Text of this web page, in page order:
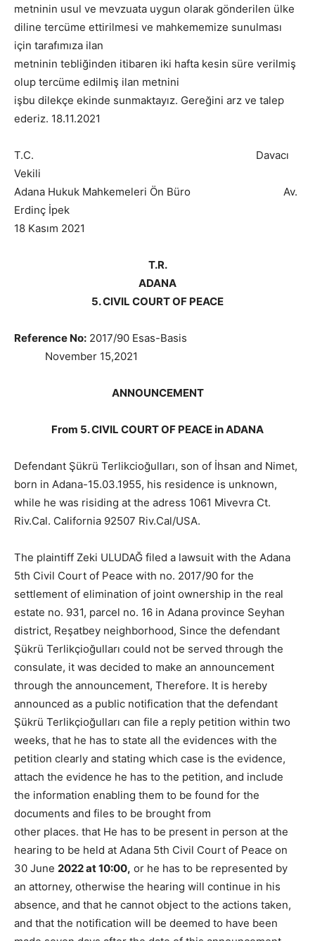
metninin usul ve mevzuata uygun olarak gönderilen ülke
diline tercüme ettirilmesi ve mahkememize sunulması
için tarafımıza ilan
metninin tebliğinden itibaren iki hafta kesin süre verilmiş
olup tercüme edilmiş ilan metnini
işbu dilekçe ekinde sunmaktayız. Gereğini arz ve talep
ederiz. 18.11.2021
T.C. Davacı
Vekili
Adana Hukuk Mahkemeleri Ön Büro Av.
Erdinç İpek
18 Kasım 2021
T.R.
ADANA
5. CIVIL COURT OF PEACE
Reference No: 2017/90 Esas-Basis
November 15,2021
ANNOUNCEMENT
From 5. CIVIL COURT OF PEACE in ADANA
Defendant Şükrü Terlikcioğulları, son of İhsan and Nimet,
born in Adana-15.03.1955, his residence is unknown,
while he was risiding at the adress 1061 Mivevra Ct.
Riv.Cal. California 92507 Riv.Cal/USA.
The plaintiff Zeki ULUDAĞ filed a lawsuit with the Adana
5th Civil Court of Peace with no. 2017/90 for the
settlement of elimination of joint ownership in the real
estate no. 931, parcel no. 16 in Adana province Seyhan
district, Reşatbey neighborhood, Since the defendant
Şükrü Terlikçioğulları could not be served through the
consulate, it was decided to make an announcement
through the announcement, Therefore. It is hereby
announced as a public notification that the defendant
Şükrü Terlikçioğulları can file a reply petition within two
weeks, that he has to state all the evidences with the
petition clearly and stating which case is the evidence,
attach the evidence he has to the petition, and include
the information enabling them to be found for the
documents and files to be brought from
other places. that He has to be present in person at the
hearing to be held at Adana 5th Civil Court of Peace on
30 June 2022 at 10:00, or he has to be represented by
an attorney, otherwise the hearing will continue in his
absence, and that he cannot object to the actions taken,
and that the notification will be deemed to have been